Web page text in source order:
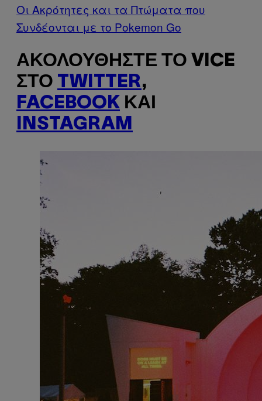
Οι Ακρότητες και τα Πτώματα που
Συνδέονται με το Pokemon Go
ΑΚΟΛΟΥΘΉΣΤΕ ΤΟ VICE
ΣΤΟ TWITTER,
FACEBOOK ΚΑΙ
INSTAGRAM